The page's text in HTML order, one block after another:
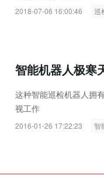
2018-07-06 16:00:46 巡
智能机器人极寒
这种智能巡检机器人拥
视工作
2016-01-26 17:22:23 智